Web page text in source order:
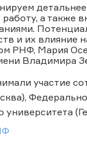
а также
и их влияние
РНФ, Мария
Владимира
участие